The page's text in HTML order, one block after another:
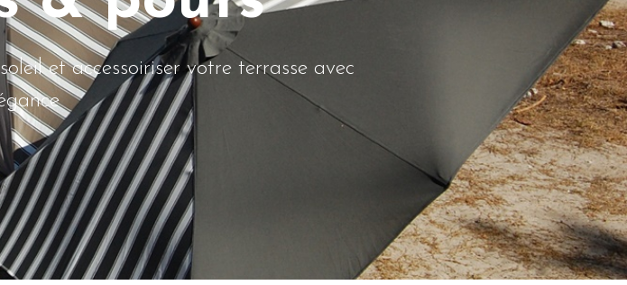
et accessoiriser votre terrasse avec